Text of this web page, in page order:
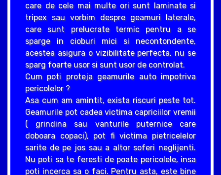
care de cele mai multe ori sunt laminate si
tripex sau vorbim despre geamuri laterale,
care sunt prelucrate termic pentru a se
sparge in cioburi mici si necontondente,
acestea asigura o vizibilitate perfecta, nu se
sparg foarte usor si sunt usor de controlat.
Cum poti proteja geamurile auto impotriva
pericolelor ?
Asa cum am amintit, exista riscuri peste tot.
Geamurile pot cadea victima capriciilor vremii
( grindina sau vanturile puternice care
doboara copaci), pot fi victima pietricelelor
sarite de pe jos sau a altor soferi neglijenti.
Nu poti sa te feresti de poate pericolele, insa
poti incerca sa o faci. Pentru asta, este bine